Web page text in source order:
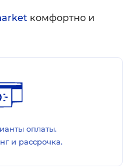
комфортно и
оплаты.
и рассрочка.